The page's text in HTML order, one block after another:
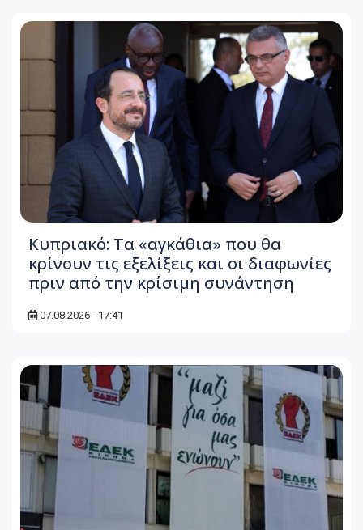
Κυπριακό: Τα «αγκάθια» που θα
κρίνουν τις εξελίξεις και οι διαφωνίες
πριν από την κρίσιμη συνάντηση
07.08.2026 - 17:41